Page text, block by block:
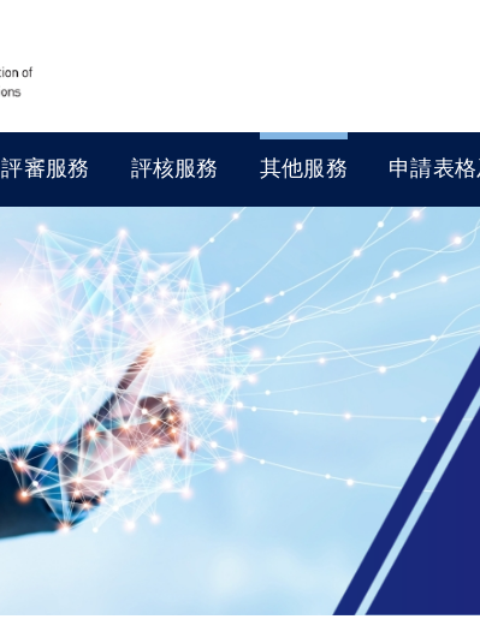
評審服務 評核服務 其他服務 申請表格